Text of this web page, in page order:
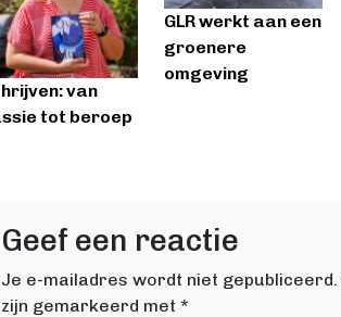
van
tot beroep
GLR werkt aan een
groenere
omgeving
Geef een reactie
Je e-mailadres wordt niet gepubliceerd.
zijn gemarkeerd met *